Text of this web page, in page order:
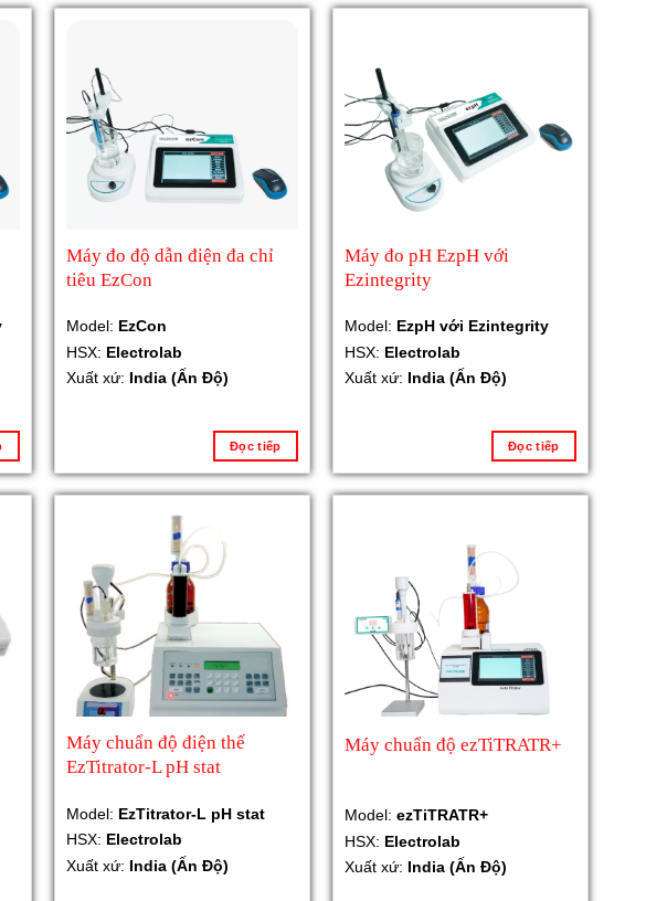
Máy đo độ dẫn điện đa chỉ
tiêu EzCon
Model: EzCon
HSX: Electrolab
Xuất xứ: India (Ấn Độ)
Đọc tiếp
Máy đo pH EzpH với
Ezintegrity
Model: EzpH với Ezintegrity
HSX: Electrolab
Xuất xứ: India (Ấn Độ)
Đọc tiếp
Máy chuẩn độ điện thế
EzTitrator-L pH stat
Model: EzTitrator-L pH stat
HSX: Electrolab
Xuất xứ: India (Ấn Độ)
Máy chuẩn độ ezTiTRATR+
Model: ezTiTRATR+
HSX: Electrolab
Xuất xứ: India (Ấn Độ)